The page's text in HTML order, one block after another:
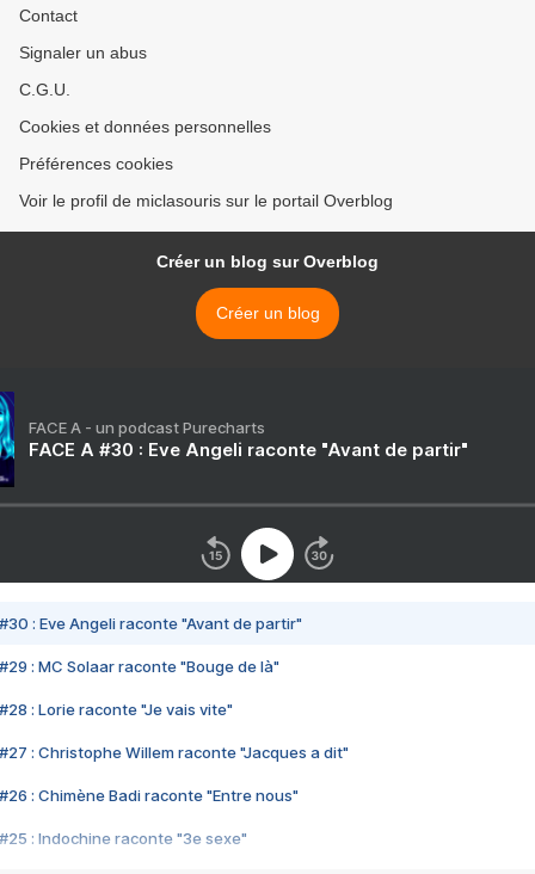
Contact
Signaler un abus
C.G.U.
Cookies et données personnelles
Préférences cookies
Voir le profil de miclasouris sur le portail Overblog
Créer un blog sur Overblog
Créer un blog
FACE A - un podcast Purecharts
FACE A #30 : Eve Angeli raconte "Avant de partir"
#30 : Eve Angeli raconte "Avant de partir"
#29 : MC Solaar raconte "Bouge de là"
#28 : Lorie raconte "Je vais vite"
#27 : Christophe Willem raconte "Jacques a dit"
#26 : Chimène Badi raconte "Entre nous"
#25 : Indochine raconte "3e sexe"